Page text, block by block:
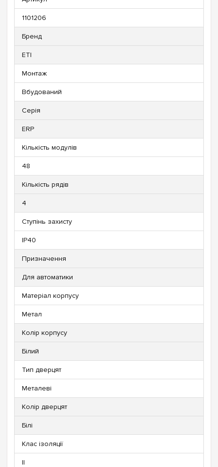
1101206
Бренд
ETI
Монтаж
Вбудований
Серія
ERP
Кількість модулів
48
Кількість рядів
4
Ступінь захисту
IP40
Призначення
Для автоматики
Матеріал корпусу
Метал
Колір корпусу
Білий
Тип дверцят
Металеві
Колір дверцят
Білі
Клас ізоляції
ll